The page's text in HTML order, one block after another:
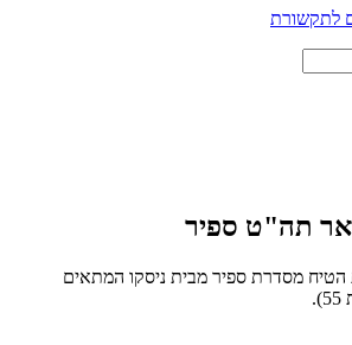
תה"ט ספיר
מסדרת ספיר מבית ניסקו המתאים